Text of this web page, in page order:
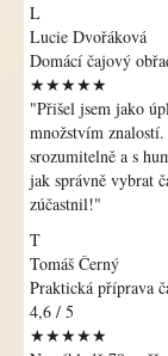
L
Lucie Dvořáková
Domácí čajový
★★★★★
"Přišel jsem jako
množstvím
srozumitelně a s
jak správně vybrat
zúčastnil!"
T
Tomáš Černý
Praktická příprava
4,6 / 5
★★★★★